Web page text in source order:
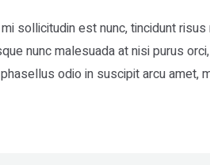
sollicitudin est nunc, tincidunt
nunc malesuada at nisi purus
odio in suscipit arcu amet,